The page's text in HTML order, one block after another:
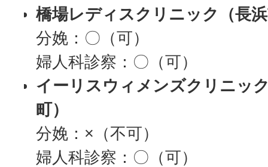
橋場レディスクリニック（長
分娩：〇（可）
婦人科診察：〇（可）
イーリスウィメンズクリニッ
町）
分娩：×（不可）
婦人科診察：〇（可）